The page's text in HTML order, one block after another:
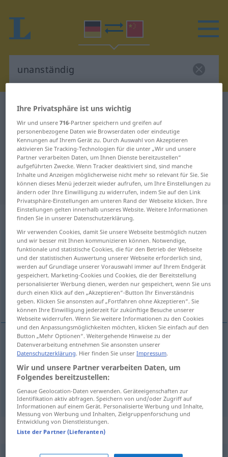
Deutsch-Chinesisch Wörterbuch
Deutsch-Chinesisch Übersetzung
für "unanständig"
"unanständig" Chinesisch
Übersetzung
„unanständig“: Adjektiv
unanständigadj
Übersicht aller Übersetzungen
(Für mehr Details die Übersetzung anklicken/antippen)
不正经的, 不正派的
不正经的[bù zhèngjingde] unanständig
不正派的[bù zhèngpàide]
Personen, Verhalten
Synonyme für "unanständig"
Ihre Privatsphäre ist uns wichtig
Wir und unsere716-Partner speichern und greifen auf
personenbezogene Daten wie Browserdaten oder eindeutige
Kennungen auf Ihrem Gerät zu. Durch Auswahl von Akzeptieren
aktivieren Sie Tracking-Technologien für die unter „Wir und unsere
Partner verarbeiten Daten, um Ihnen Dienste bereitzustellen“
aufgeführten Zwecke. Wenn Tracker deaktiviert sind, sind manche
Inhalte und Anzeigen möglicherweise nicht mehr so relevant für Sie. Sie
können dieses Menü jederzeit wieder aufrufen, um Ihre Einstellungen zu
ändern oder Ihre Einwilligung zu widerrufen, indem Sie auf den Link
Privatsphäre-Einstellungen am unteren Rand der Webseite klicken. Ihre
Einstellungen gelten innerhalb unseres Website. Weitere Informationen
finden Sie in unserer Datenschutzerklärung.
Wir verwenden Cookies, damit Sie unsere Webseite bestmöglich nutzen
und wir besser mit Ihnen kommunizieren können. Notwendige,
funktionale und statistische Cookies, die für den Betrieb der Webseite
und der statistischen Auswertung unserer Webseite erforderlich sind,
werden auf Grundlage unserer Vorauswahl immer auf Ihrem Endgerät
gespeichert. Marketing-Cookies und Cookies, die der Bereitstellung
personalisierter Werbung dienen, werden nur gespeichert, wenn Sie uns
durch einen Klick auf den „Akzeptieren“-Button Ihr Einverständnis
geben. Klicken Sie ansonsten auf „Fortfahren ohne Akzeptieren“. Sie
können Ihre Einwilligung jederzeit für zukünftige Besuche unserer
Webseite widerrufen. Wenn Sie weitere Informationen zu den Cookies
und den Anpassungsmöglichkeiten möchten, klicken Sie einfach auf den
Button „Mehr Optionen“. Weitergehende Hinweise zu der
Datenverarbeitung entnehmen Sie ansonsten unserer
Datenschutzerklärung. Hier finden Sie unserImpressum.
Wir und unsere Partner verarbeiten Daten, um
Folgendes bereitzustellen:
Genaue Geolocation-Daten verwenden. Geräteeigenschaften zur
Identifikation aktiv abfragen. Speichern von und/oder Zugriff auf
Informationen auf einem Gerät. Personalisierte Werbung und Inhalte,
Messung von Werbung und Inhalten, Zielgruppenforschung und
Entwicklung von Dienstleistungen.
Liste der Partner (Lieferanten)